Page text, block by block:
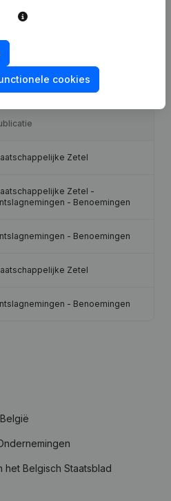
International
Zetel
Zetel -
- Benoemingen
- Benoemingen
Zetel
- Benoemingen
het Belgisch Staatsblad
cookies